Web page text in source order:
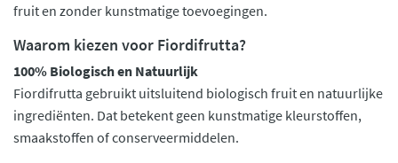
fruit en zonder kunstmatige toevoegingen.
Waarom kiezen voor Fiordifrutta?
100% Biologisch en Natuurlijk
Fiordifrutta gebruikt uitsluitend biologisch fruit en natuurlijke
ingrediënten. Dat betekent geen kunstmatige kleurstoffen,
smaakstoffen of conserveermiddelen.